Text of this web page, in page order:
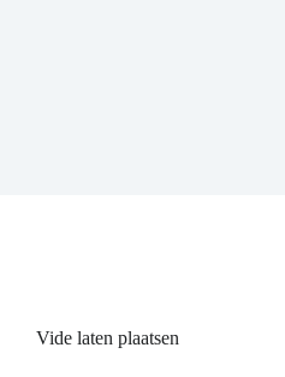
Vide laten plaatsen